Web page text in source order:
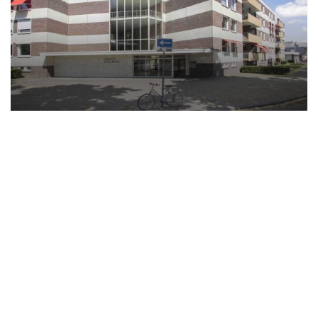
Kamer 4 van circa 15 m2.
BIJZONDERHEDEN:
- Aan de achterkant van de woning is een
toegangspoort met mogelijkheid om fiets te
stallen;